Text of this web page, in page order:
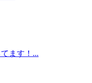
ます！...